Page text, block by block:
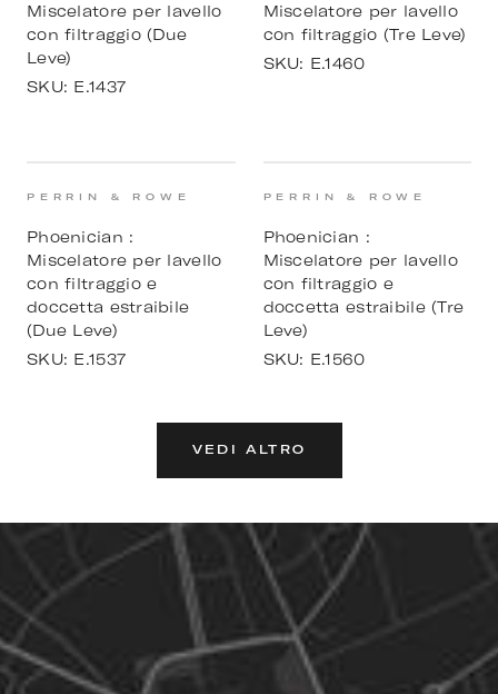
Miscelatore per lavello
con filtraggio (Due
Leve)
SKU: E.1437
Miscelatore per lavello
con filtraggio (Tre Leve)
SKU: E.1460
PERRIN & ROWE
Phoenician :
Miscelatore per lavello
con filtraggio e
doccetta estraibile
(Due Leve)
SKU: E.1537
PERRIN & ROWE
Phoenician :
Miscelatore per lavello
con filtraggio e
doccetta estraibile (Tre
Leve)
SKU: E.1560
VEDI ALTRO